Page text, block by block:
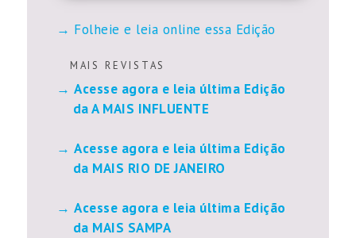
Folheie e leia online essa Edição
M A I S R E V I S T A S
Acesse agora e leia última Edição
da A MAIS INFLUENTE
Acesse agora e leia última Edição
da MAIS RIO DE JANEIRO
Acesse agora e leia última Edição
da MAIS SAMPA